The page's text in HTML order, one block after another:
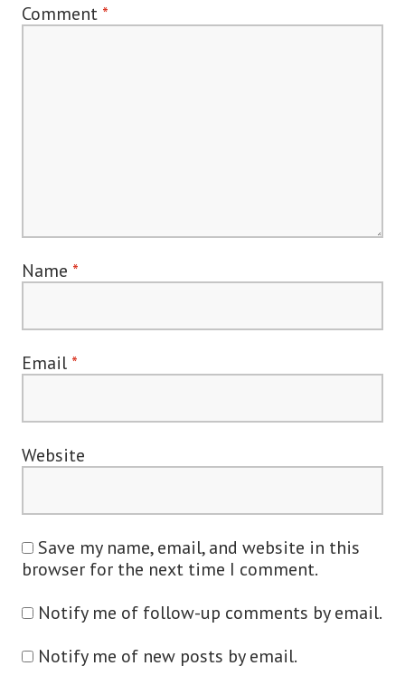
Comment *
Name *
Email *
Website
Save my name, email, and website in this
browser for the next time I comment.
Notify me of follow-up comments by email.
Notify me of new posts by email.